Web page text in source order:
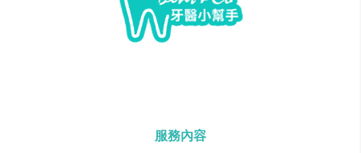
服務內容